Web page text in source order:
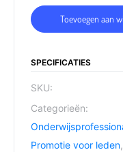
Toevoegen aan
SPECIFICATIES
SKU:
Categorieën:
Promotie voor leden,